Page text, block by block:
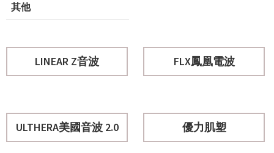
其他
LINEAR Z音波 FLX鳳凰電波
ULTHERA美國音波 2.0 優力肌塑